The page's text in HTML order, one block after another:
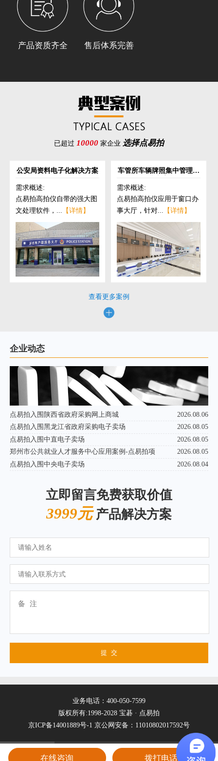
产品资质齐全 售后体系完善
已超过 10000 家企业 选择点易拍
公安局资料电子化解决方案
需求概述:
点易拍高拍仪自带的强大图
文处理软件，... 【详情】
车管所车辆牌照集中管理解
需求概述:
点易拍高拍仪应用于窗口办
事大厅，针对... 【详情】
查看更多案例
企业动态
点易拍入围陕西省政府采购网上商城
2026.08.06
点易拍入围黑龙江省政府采购电子卖场
2026.08.05
点易拍入围中直电子卖场
2026.08.05
郑州市公共就业人才服务中心应用案例-点易拍项
2026.08.05
点易拍入围中央电子卖场
2026.08.04
立即留言免费获取价值
3999元产品解决方案
业务电话：400-050-7599
版权所有:1998-2028 宝碁 · 点易拍
京ICP备14001889号-1 京公网安备：11010802017592号
在线咨询 拨打电话